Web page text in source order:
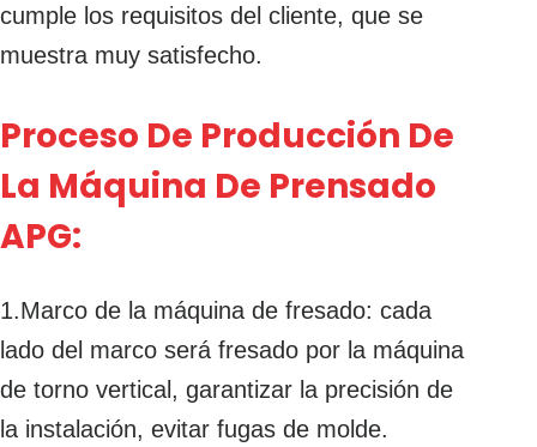
cumple los requisitos del cliente, que se
muestra muy satisfecho.
Proceso De Producción De
La Máquina De Prensado
APG:
1.Marco de la máquina de fresado: cada
lado del marco será fresado por la máquina
de torno vertical, garantizar la precisión de
la instalación, evitar fugas de molde.